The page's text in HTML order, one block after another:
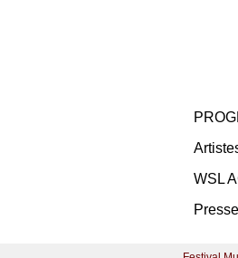
WSL
Presse